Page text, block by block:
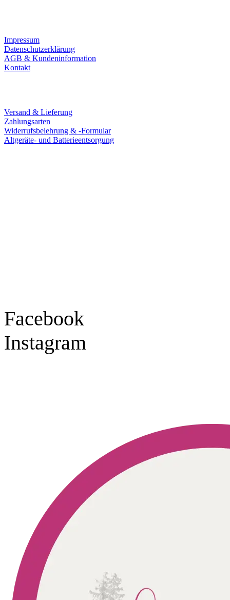
Impressum
Datenschutzerklärung
AGB & Kundeninformation
Kontakt
Versand & Lieferung
Zahlungsarten
Widerrufsbelehrung & -Formular
Altgeräte- und Batterieentsorgung
Facebook
Instagram